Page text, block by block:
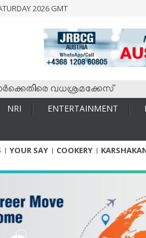
2026 GMT
വധശ്രമക്കേസ്
NRI ENTERTAINMENT
YOUR SAY COOKERY